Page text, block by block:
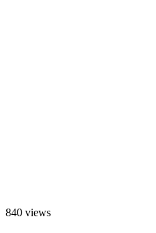
840 views